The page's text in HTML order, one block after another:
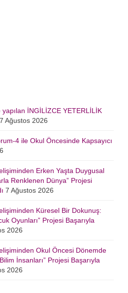
İNGİLİZCE YETERLİLİK
7 Ağustos 2026
4 ile Okul Öncesinde Kapsayıcı
Erken Yaşta Duygusal
Renklenen Dünya” Projesi
7 Ağustos 2026
Küresel Bir Dokunuş:
Oyunları” Projesi Başarıyla
2026
Okul Öncesi Dönemde
İnsanları” Projesi Başarıyla
2026